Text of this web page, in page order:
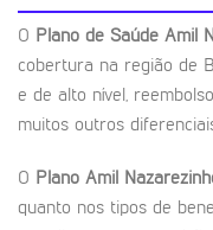
O Plano de Saúde Amil
cobertura na região de
e de alto nível,
muitos outros
O Plano Amil
quanto nos tipos de